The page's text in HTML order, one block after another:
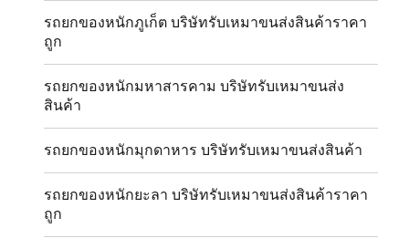
รถยกของหนักภูเก็ต บริษัทรับเหมาขนส่งสินค้าราคา
ถูก
รถยกของหนักมหาสารคาม บริษัทรับเหมาขนส่ง
สินค้า
รถยกของหนักมุกดาหาร บริษัทรับเหมาขนส่งสินค้า
รถยกของหนักยะลา บริษัทรับเหมาขนส่งสินค้าราคา
ถูก